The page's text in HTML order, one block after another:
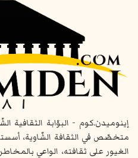
إينوميدن.كوم - البوّابة الثقافية
متخصّص في الثقافة الشّاوية،
الغيور على ثقافته، الواعي